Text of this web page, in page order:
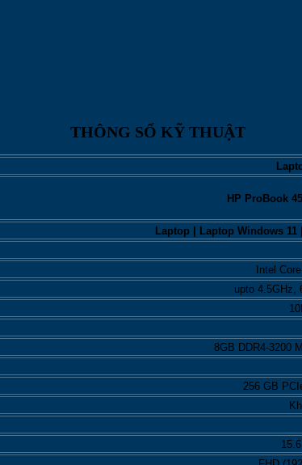
THÔNG SỐ KỸ THUẬT
HP ProBook
Laptop | Laptop Windows
Intel
upto 4.5GHz,
8GB DDR4-3200
256 GB